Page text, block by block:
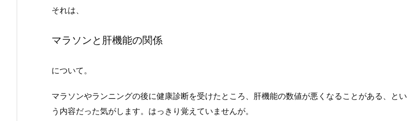
それは、
マラソンと肝機能の関係
について。
マラソンやランニングの後に健康診断を受けたところ、肝機能の数値が悪くなることがある、とい
う内容だった気がします。はっきり覚えていませんが。